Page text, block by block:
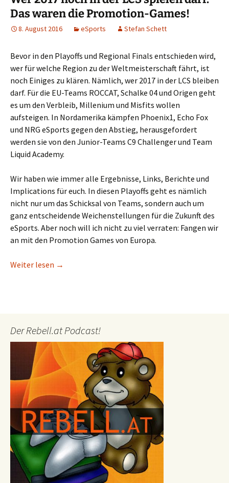
Das waren die Promotion-Games!
8. August 2016 eSports Stefan Schett
Bevor in den Playoffs und Regional Finals entschieden wird,
wer für welche Region zu der Weltmeisterschaft fährt, ist
noch Einiges zu klären. Nämlich, wer 2017 in der LCS bleiben
darf. Für die EU-Teams ROCCAT, Schalke 04 und Origen geht
es um den Verbleib, Millenium und Misfits wollen
aufsteigen. In Nordamerika kämpfen Phoenix1, Echo Fox
und NRG eSports gegen den Abstieg, herausgefordert
werden sie von den Junior-Teams C9 Challenger und Team
Liquid Academy.
Wir haben wie immer alle Ergebnisse, Links, Berichte und
Implications für euch. In diesen Playoffs geht es nämlich
nicht nur um das Schicksal von Teams, sondern auch um
ganz entscheidende Weichenstellungen für die Zukunft des
eSports. Aber noch will ich nicht zu viel verraten: Fangen wir
an mit den Promotion Games von Europa.
Weiter lesen Wer 2017 noch in der LCS spielen darf: Das
→
Der Rebell.at Podcast!